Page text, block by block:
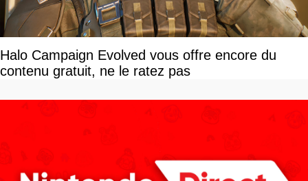
Halo Campaign Evolved vous offre encore du
contenu gratuit, ne le ratez pas